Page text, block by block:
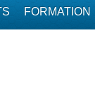
FORMATION